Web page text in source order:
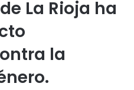
La Rioja ha
la